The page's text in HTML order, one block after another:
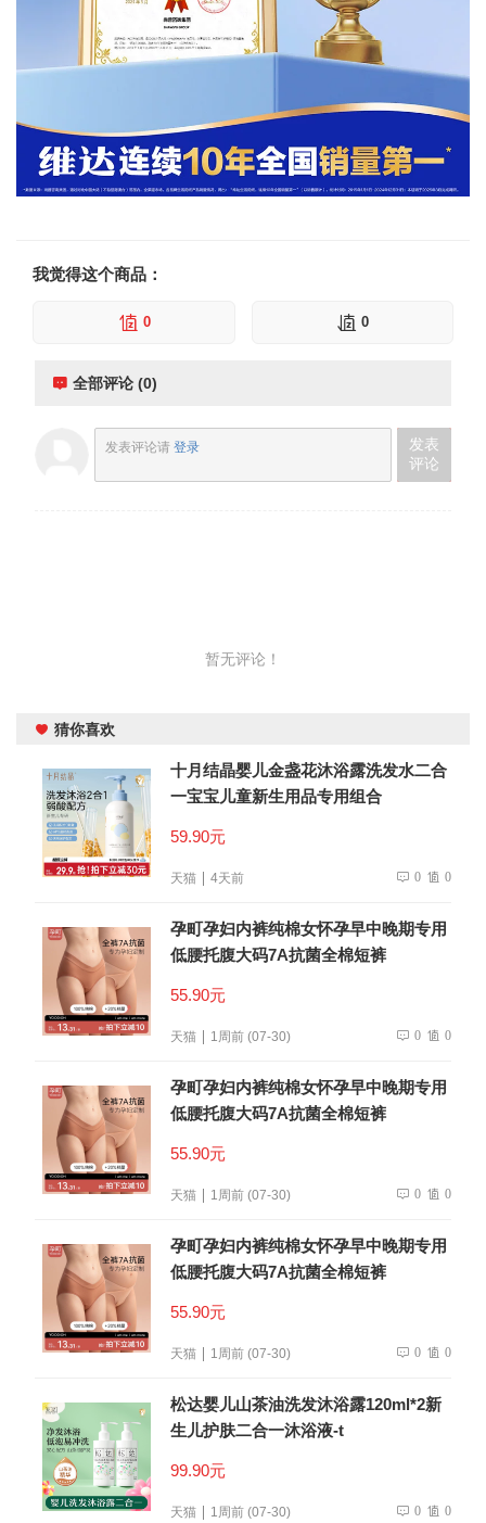
我觉得这个商品：
0 0
全部评论 (0)
发表评论请 登录
发表
评论
暂无评论！
猜你喜欢
十月结晶婴儿金盏花沐浴露洗发水二合
一宝宝儿童新生用品专用组合
59.90元
天猫 4天前 0 0
孕町孕妇内裤纯棉女怀孕早中晚期专用
低腰托腹大码7A抗菌全棉短裤
55.90元
天猫 1周前 (07-30) 0 0
孕町孕妇内裤纯棉女怀孕早中晚期专用
低腰托腹大码7A抗菌全棉短裤
55.90元
天猫 1周前 (07-30) 0 0
孕町孕妇内裤纯棉女怀孕早中晚期专用
低腰托腹大码7A抗菌全棉短裤
55.90元
天猫 1周前 (07-30) 0 0
松达婴儿山茶油洗发沐浴露120ml*2新
生儿护肤二合一沐浴液-t
99.90元
天猫 1周前 (07-30) 0 0